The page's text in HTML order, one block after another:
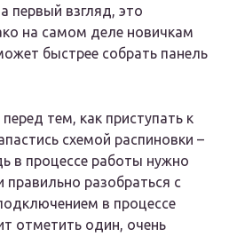
первый взгляд, это
на самом деле новичкам
быстрее собрать панель
тем, как приступать к
схемой распиновки –
в процессе работы нужно
правильно разобраться с
в процессе
отметить один, очень